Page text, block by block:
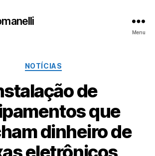
Menu
Categorias
NOTÍCIAS
de
que
dinheiro de